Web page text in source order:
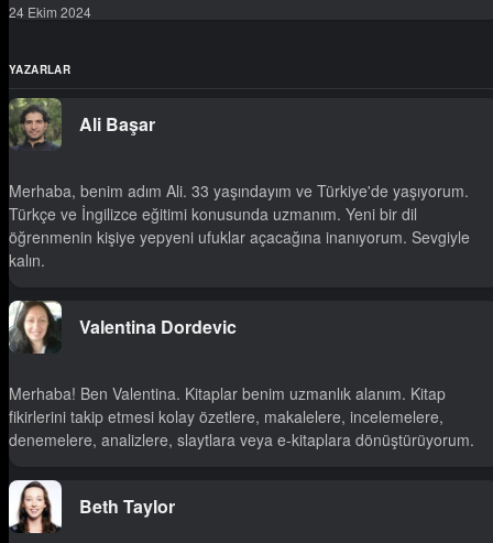
24 Ekim 2024
YAZARLAR
Ali Başar
Merhaba, benim adım Ali. 33 yaşındayım ve Türkiye'de yaşıyorum.
Türkçe ve İngilizce eğitimi konusunda uzmanım. Yeni bir dil
öğrenmenin kişiye yepyeni ufuklar açacağına inanıyorum. Sevgiyle
kalın.
Valentina Dordevic
Merhaba! Ben Valentina. Kitaplar benim uzmanlık alanım. Kitap
fikirlerini takip etmesi kolay özetlere, makalelere, incelemelere,
denemelere, analizlere, slaytlara veya e-kitaplara dönüştürüyorum.
Beth Taylor